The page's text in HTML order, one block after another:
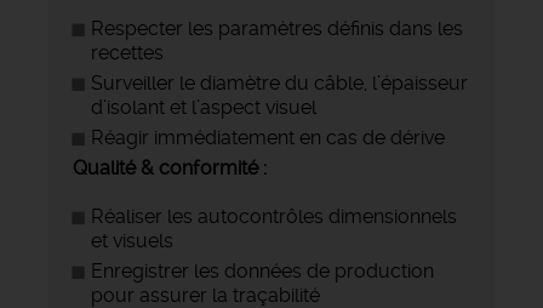
Respecter les paramètres définis dans les
recettes
Surveiller le diamètre du câble, l’épaisseur
d’isolant et l’aspect visuel
Réagir immédiatement en cas de dérive
Qualité & conformité :
Réaliser les autocontrôles dimensionnels
et visuels
Enregistrer les données de production
pour assurer la traçabilité